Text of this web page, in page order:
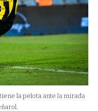
la pelota ante la mirada